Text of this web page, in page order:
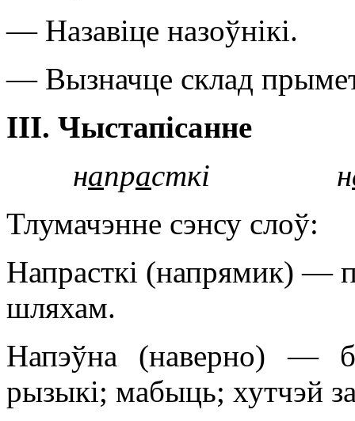
— Назавіце назоўнікі.
— Вызначце склад
IІІ. Чыстапісанне
напрасткі н
Тлумачэнне сэнсу слоў:
Напрасткі (напрямик) —
шляхам.
Напэўна (наверно) —
рызыкі; мабыць; хутчэй